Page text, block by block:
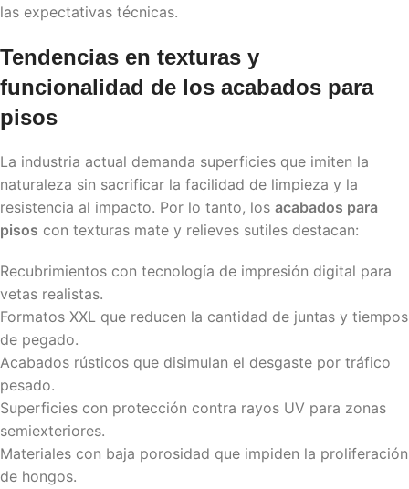
las expectativas técnicas.
Tendencias en texturas y
funcionalidad de los acabados para
pisos
La industria actual demanda superficies que imiten la
naturaleza sin sacrificar la facilidad de limpieza y la
resistencia al impacto. Por lo tanto, los acabados para
pisos con texturas mate y relieves sutiles destacan:
Recubrimientos con tecnología de impresión digital para
vetas realistas.
Formatos XXL que reducen la cantidad de juntas y tiempos
de pegado.
Acabados rústicos que disimulan el desgaste por tráfico
pesado.
Superficies con protección contra rayos UV para zonas
semiexteriores.
Materiales con baja porosidad que impiden la proliferación
de hongos.